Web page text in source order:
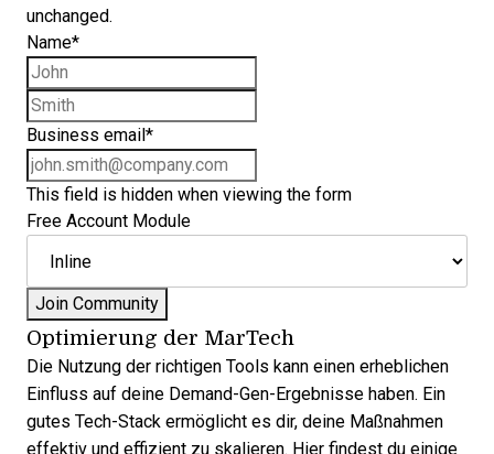
unchanged.
Name*
Business email *
This field is hidden when viewing the form
Free Account Module
Optimierung der MarTech
Die Nutzung der richtigen Tools kann einen erheblichen
Einfluss auf deine Demand-Gen-Ergebnisse haben. Ein
gutes Tech-Stack ermöglicht es dir, deine Maßnahmen
effektiv und effizient zu skalieren. Hier findest du einige